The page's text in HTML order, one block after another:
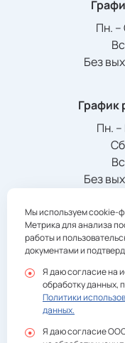
Пн. –
Без
График
Пн.
Без
+7 (3822) 901-
Мы используем cookie-
Метрика для анализа
работы и
документами и
Я даю согласие на
обработку данных,
Политики
данных.
Я даю согласие